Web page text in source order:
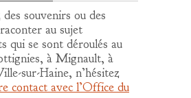
souvenirs ou des
au sujet
qui se sont déroulés au
à Mignault, à
sur-Haine, n’hésitez
contact avec l’Office du